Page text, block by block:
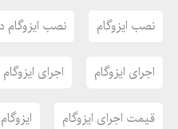
نصب ایزوگام نصب ایزوگام
اجرای ایزوگام اجرای
قیمت اجرای ایزوگام